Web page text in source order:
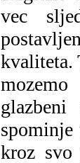
vec
kvaliteta.
kroz svo